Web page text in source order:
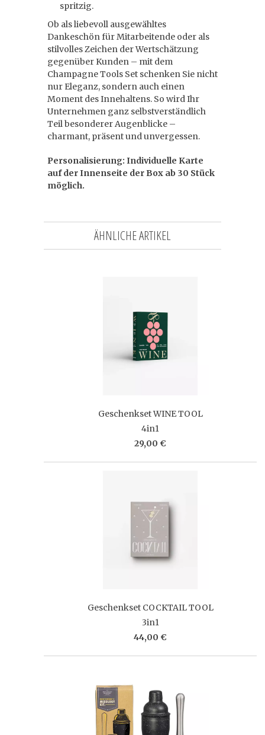
spritzig.
Ob als liebevoll ausgewähltes
Dankeschön für Mitarbeitende oder als
stilvolles Zeichen der Wertschätzung
gegenüber Kunden – mit dem
Champagne Tools Set schenken Sie nicht
nur Eleganz, sondern auch einen
Moment des Innehaltens. So wird Ihr
Unternehmen ganz selbstverständlich
Teil besonderer Augenblicke –
charmant, präsent und unvergessen.
Personalisierung: Individuelle Karte
auf der Innenseite der Box ab 30 Stück
möglich.
ÄHNLICHE ARTIKEL
Geschenkset WINE TOOL
4in1
29,00 €
Geschenkset COCKTAIL TOOL
3in1
44,00 €